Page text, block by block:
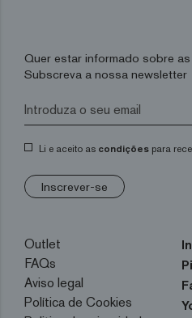
Quer estar informado sobre
Subscreva a nossa newsletter
Li e aceito as condições para
Inscrever-se
Outlet
FAQs
Aviso legal
Política de Cookies